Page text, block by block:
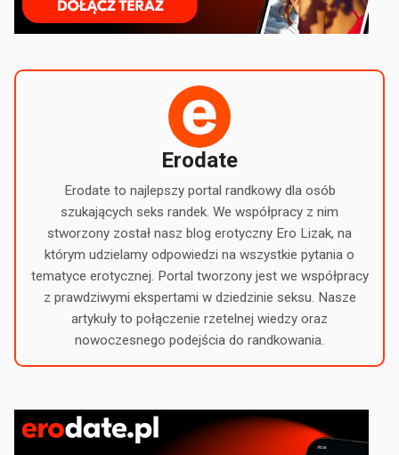
Erodate
Erodate to najlepszy portal randkowy dla osób
szukających seks randek. We współpracy z nim
stworzony został nasz blog erotyczny Ero Lizak, na
którym udzielamy odpowiedzi na wszystkie pytania o
tematyce erotycznej. Portal tworzony jest we współpracy
z prawdziwymi ekspertami w dziedzinie seksu. Nasze
artykuły to połączenie rzetelnej wiedzy oraz
nowoczesnego podejścia do randkowania.